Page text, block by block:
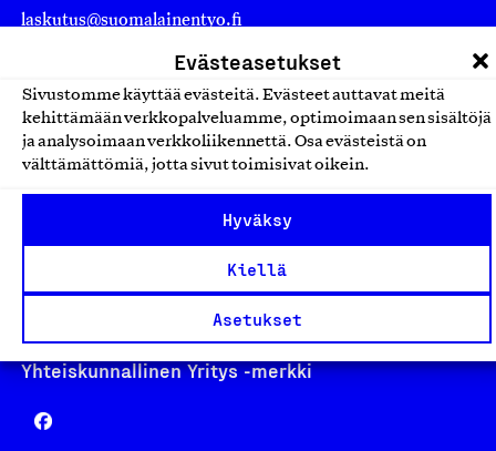
Evästeasetukset
Sivustomme käyttää evästeitä. Evästeet auttavat meitä
kehittämään verkkopalveluamme, optimoimaan sen sisältöjä
ja analysoimaan verkkoliikennettä. Osa evästeistä on
välttämättömiä, jotta sivut toimisivat oikein.
Hyväksy
Kiellä
Asetukset
laskutus@suomalainentyo.fi
Avainlippu
Yhteiskunnallinen Yritys -merkki